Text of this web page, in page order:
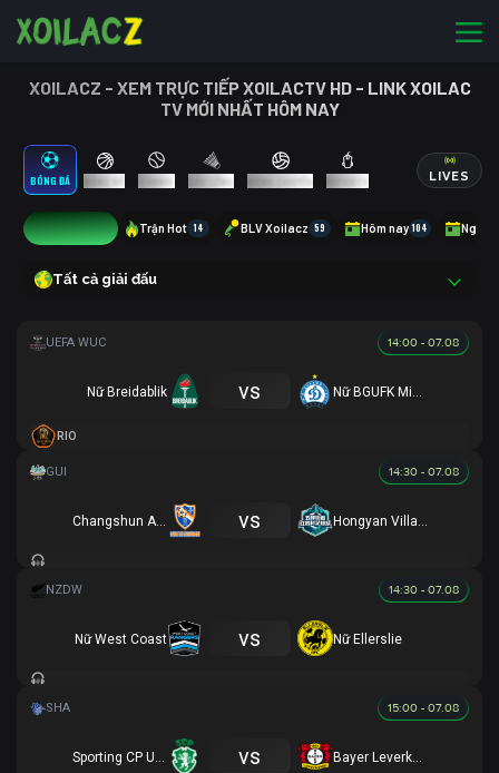
XOILACZ - XEM TRỰC TIẾP XOILACTV HD - LINK XOILAC
TV MỚI NHẤT HÔM NAY
BÓNG ĐÁ BÓNG RỔ TENNIS CẦU LÔNG BÓNG CHUYỀN ESPORTS LIVES
0 Trận Hot 14 BLV Xoilacz 59 Hôm nay 104 Ngày
Tất cả giải đấu
14:00 - 07.08
Nữ Breidablik vs
RIO
14:30 - 07.08
Changshun August vs
14:30 - 07.08
Nữ West Coast vs Nữ Ellerslie
15:00 - 07.08
vs Bayer Leverkusen U17